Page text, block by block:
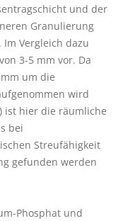
und der
Granulierung
Vergleich dazu
3-5 mm vor. Da
um die
wird
ist hier die räumliche
bei
Streufähigkeit
gefunden werden
Phosphat und